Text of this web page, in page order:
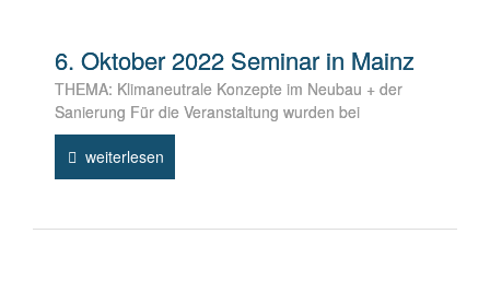
6. Oktober 2022 Seminar in Mainz
THEMA: Klimaneutrale Konzepte im Neubau + der
Sanierung Für die Veranstaltung wurden bei
weiterlesen